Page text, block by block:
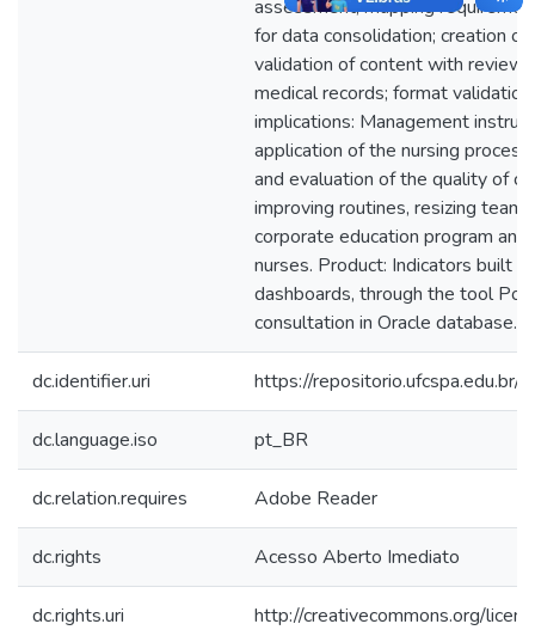
assessment; mapping
for data consolidation; creation of
validation of content with review
medical records; format
implications: Management
application of the nursing
and evaluation of the quality of
improving routines, resizing
corporate education program and
nurses. Product: Indicators built
dashboards, through the tool
consultation in Oracle database.
dc.identifier.uri https://
dc.language.iso pt_BR
dc.relation.requires Adobe Reader
dc.rights Acesso Aberto Imediato
dc.rights.uri http://creativecommons.org/